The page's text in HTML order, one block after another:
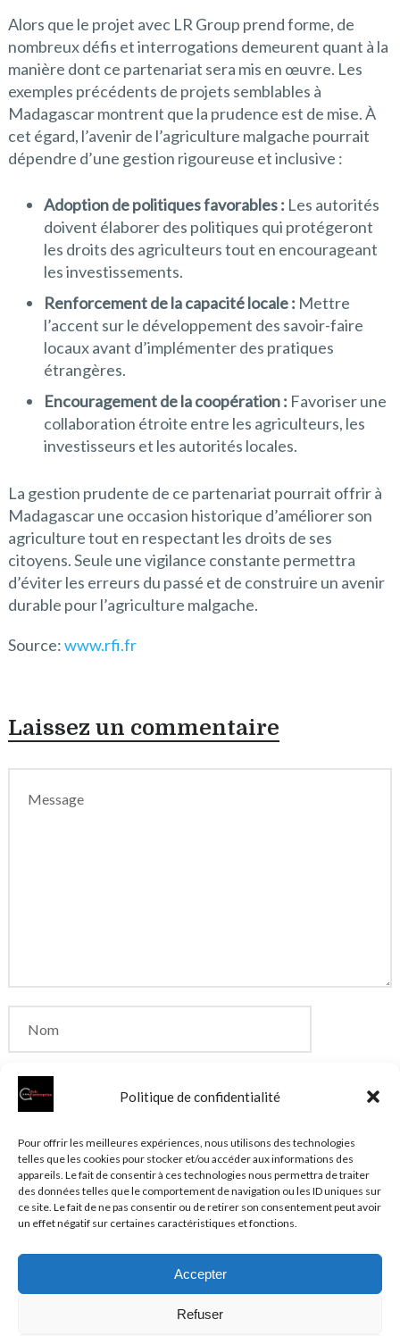
Politique de confidentialité
Pour offrir les meilleures expériences, nous utilisons des technologies
telles que les cookies pour stocker et/ou accéder aux informations des
appareils. Le fait de consentir à ces technologies nous permettra de traiter
des données telles que le comportement de navigation ou les ID uniques sur
ce site. Le fait de ne pas consentir ou de retirer son consentement peut avoir
un effet négatif sur certaines caractéristiques et fonctions.
Accepter
Refuser
Alors que le projet avec LR Group prend forme, de
nombreux défis et interrogations demeurent quant à la
manière dont ce partenariat sera mis en œuvre. Les
exemples précédents de projets semblables à
Madagascar montrent que la prudence est de mise. À
cet égard, l’avenir de l’agriculture malgache pourrait
dépendre d’une gestion rigoureuse et inclusive :
Adoption de politiques favorables : Les autorités
doivent élaborer des politiques qui protégeront
les droits des agriculteurs tout en encourageant
les investissements.
Renforcement de la capacité locale : Mettre
l’accent sur le développement des savoir-faire
locaux avant d’implémenter des pratiques
étrangères.
Encouragement de la coopération : Favoriser une
collaboration étroite entre les agriculteurs, les
investisseurs et les autorités locales.
La gestion prudente de ce partenariat pourrait offrir à
Madagascar une occasion historique d’améliorer son
agriculture tout en respectant les droits de ses
citoyens. Seule une vigilance constante permettra
d’éviter les erreurs du passé et de construire un avenir
durable pour l’agriculture malgache.
Source:www.rfi.fr
Laissez un commentaire
Enregistrer mon nom, mon e-mail et mon site dans
le navigateur pour mon prochain commentaire.
Actualité au sens large